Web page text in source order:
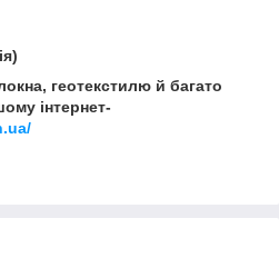
геотекстилю й багато
інтернет-